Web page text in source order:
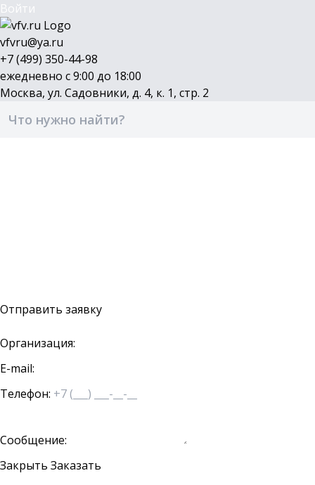
Войти
vfvru@ya.ru
+7 (499) 350-44-98
ежедневно с 9:00 до 18:00
Москва, ул. Садовники, д. 4, к. 1, стр. 2
Отправить заявку
Организация:
E-mail:
Телефон:
Сообщение:
Закрыть Заказать